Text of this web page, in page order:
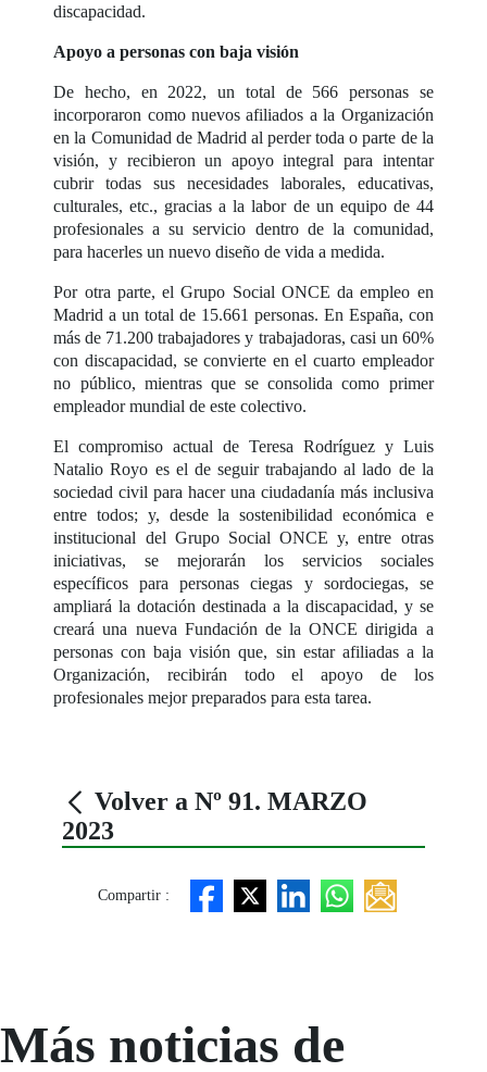
discapacidad.
Apoyo a personas con baja visión
De hecho, en 2022, un total de 566 personas se
incorporaron como nuevos afiliados a la Organización
en la Comunidad de Madrid al perder toda o parte de la
visión, y recibieron un apoyo integral para intentar
cubrir todas sus necesidades laborales, educativas,
culturales, etc., gracias a la labor de un equipo de 44
profesionales a su servicio dentro de la comunidad,
para hacerles un nuevo diseño de vida a medida.
Por otra parte, el Grupo Social ONCE da empleo en
Madrid a un total de 15.661 personas. En España, con
más de 71.200 trabajadores y trabajadoras, casi un 60%
con discapacidad, se convierte en el cuarto empleador
no público, mientras que se consolida como primer
empleador mundial de este colectivo.
El compromiso actual de Teresa Rodríguez y Luis
Natalio Royo es el de seguir trabajando al lado de la
sociedad civil para hacer una ciudadanía más inclusiva
entre todos; y, desde la sostenibilidad económica e
institucional del Grupo Social ONCE y, entre otras
iniciativas, se mejorarán los servicios sociales
específicos para personas ciegas y sordociegas, se
ampliará la dotación destinada a la discapacidad, y se
creará una nueva Fundación de la ONCE dirigida a
personas con baja visión que, sin estar afiliadas a la
Organización, recibirán todo el apoyo de los
profesionales mejor preparados para esta tarea.
Volver a Nº 91. MARZO
2023
Compartir :
Más noticias de